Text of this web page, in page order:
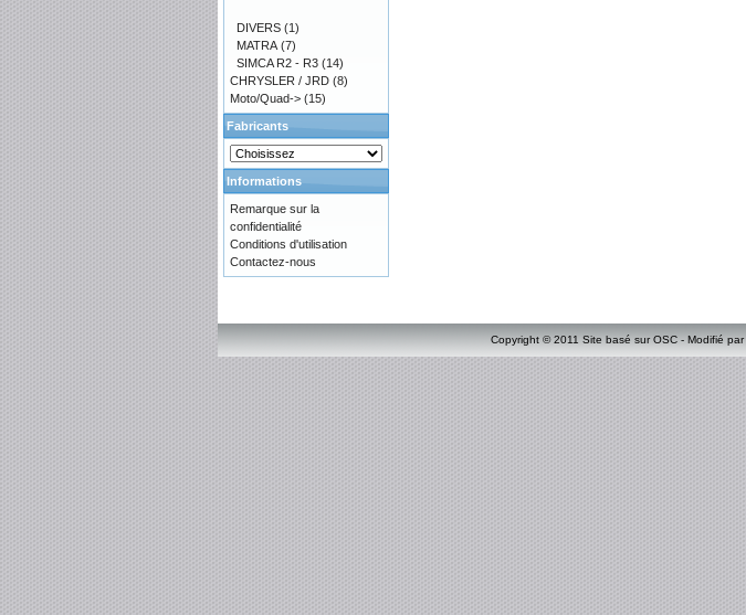
DIVERS (1)
MATRA (7)
SIMCA R2 - R3 (14)
CHRYSLER / JRD (8)
Moto/Quad-> (15)
Fabricants
Informations
Remarque sur la
confidentialité
Conditions d'utilisation
Contactez-nous
Copyright © 2011 Site basé sur OSC - Modifié par